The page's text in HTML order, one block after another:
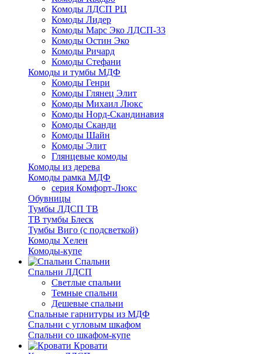
Комоды ЛДСП РЦ
Комоды Лидер
Комоды Марс Эко ЛДСП-33
Комоды Остин Эко
Комоды Ричард
Комоды Стефани
Комоды и тумбы МДФ
Комоды Генри
Комоды Глянец Элит
Комоды Михаил Люкс
Комоды Норд-Скандинавия
Комоды Сканди
Комоды Шайн
Комоды Элит
Глянцевые комоды
Комоды из дерева
Комоды рамка МДФ
серия Комфорт-Люкс
Обувницы
Тумбы ЛДСП ТВ
ТВ тумбы Блеск
Тумбы Виго (с подсветкой)
Комоды Хелен
Комоды-купе
Спальни
Спальни ЛДСП
Светлые спальни
Темные спальни
Дешевые спальни
Спальные гарнитуры из МДФ
Спальни с угловым шкафом
Спальни со шкафом-купе
Кровати